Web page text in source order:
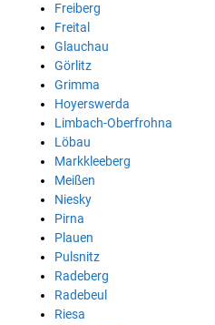
Freiberg
Freital
Glauchau
Görlitz
Grimma
Hoyerswerda
Limbach-Oberfrohna
Löbau
Markkleeberg
Meißen
Niesky
Pirna
Plauen
Pulsnitz
Radeberg
Radebeul
Riesa